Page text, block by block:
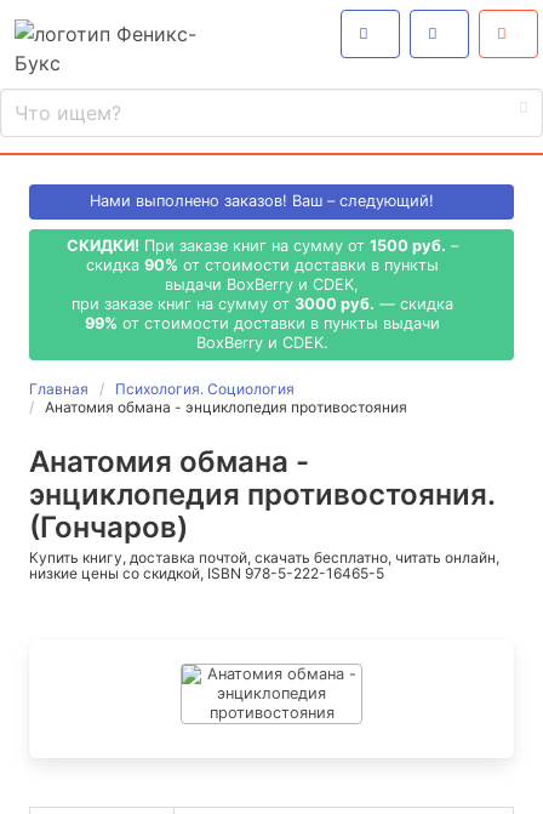
Нами выполнено заказов! Ваш – следующий!
СКИДКИ! При заказе книг на сумму от 1500 руб. –
скидка 90% от стоимости доставки в пункты
выдачи BoxBerry и CDEK,
при заказе книг на сумму от 3000 руб. — скидка
99% от стоимости доставки в пункты выдачи
BoxBerry и CDEK.
Главная
Психология. Социология
Анатомия обмана - энциклопедия противостояния
Анатомия обмана -
энциклопедия противостояния.
(Гончаров)
Купить книгу, доставка почтой, скачать бесплатно, читать онлайн,
низкие цены со скидкой, ISBN 978-5-222-16465-5